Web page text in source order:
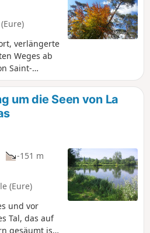
verlängerte
Weges ab
Saint-
Anteil an
Route
zwischen
Alleen
in eine
um die Seen von La
-151 m
(Eure)
und vor
Tal, das auf
gesäumt ist.